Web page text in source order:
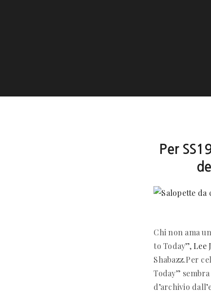
Per
Chi non ama
to Today”, Lee
Shabazz.Per
Today”
d’archivio